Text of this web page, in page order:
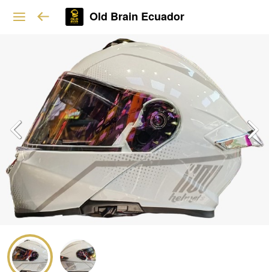
Old Brain Ecuador